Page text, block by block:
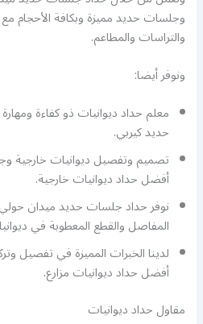
وجلسات حديد مميزة وبكافة الأحجام مع
والتراسات والمطاعم.
ونوفر أيضا:
معلم حداد ديوانيات ذو كفاءة
حديد كيربي.
تصميم وتفصيل ديوانيات خارجية
أفضل حداد ديوانيات خارجية.
نوفر حداد جلسات حديد ميدان
المفاصل والقطع المعطوبة في
لدينا الخبرات المميزة في تفصيل
أفضل حداد ديوانيات مزارع.
مقاول حداد ديوانيات